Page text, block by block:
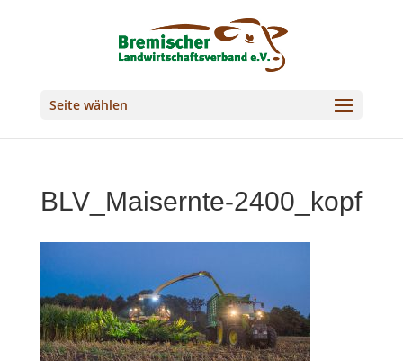
Seite wählen
BLV_Maisernte-2400_kopf